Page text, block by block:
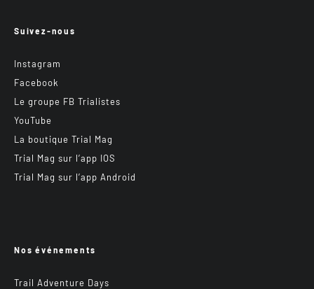
Suivez-nous
Instagram
Facebook
Le groupe FB Trialistes
YouTube
La boutique Trial Mag
Trial Mag sur l’app IOS
Trial Mag sur l’app Android
Nos événements
Trail Adventure Days